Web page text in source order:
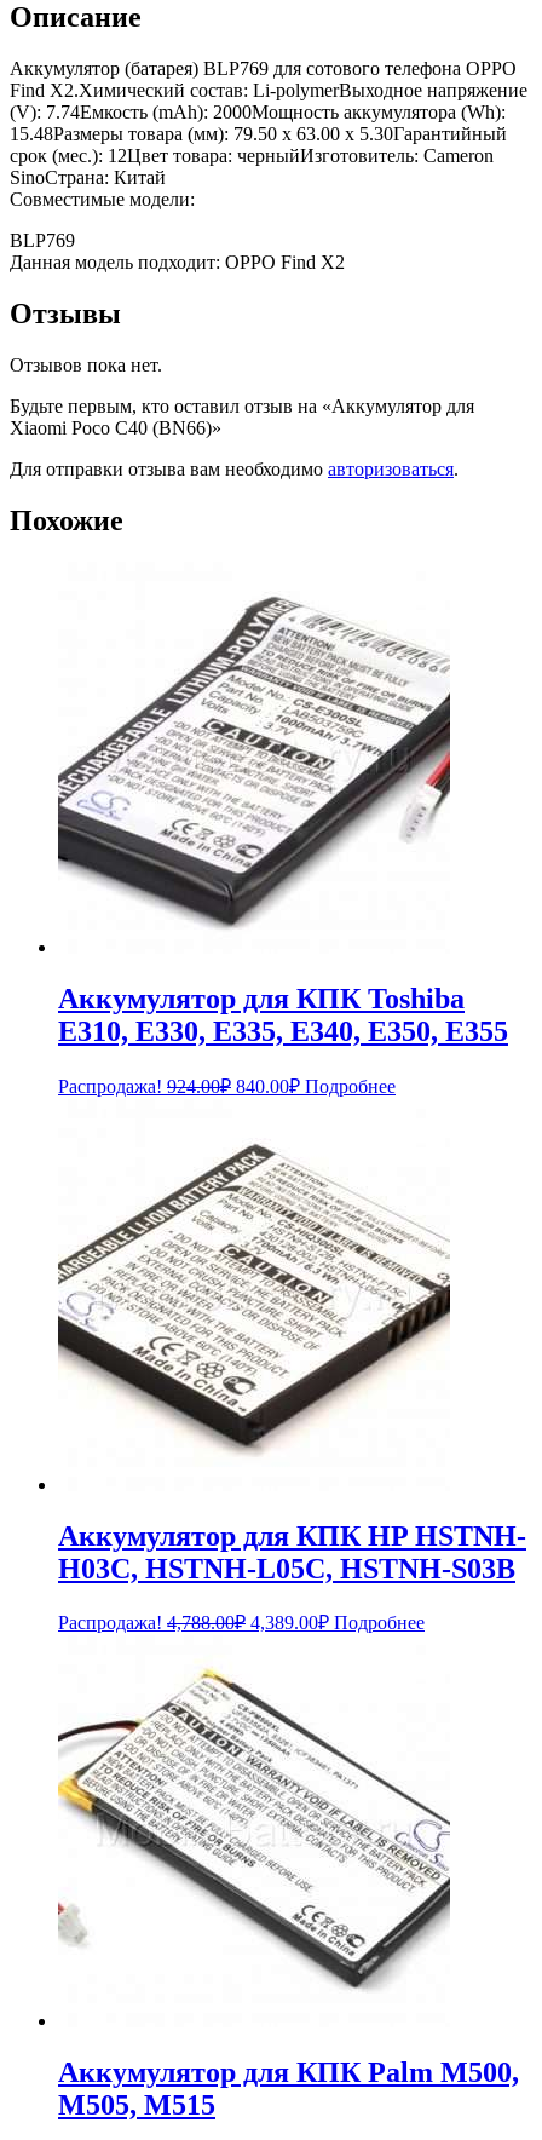
Описание
Аккумулятор (батарея) BLP769 для сотового телефона OPPO
Find X2.Химический состав: Li-polymerВыходное напряжение
(V): 7.74Емкость (mAh): 2000Мощность аккумулятора (Wh):
15.48Размеры товара (мм): 79.50 x 63.00 x 5.30Гарантийный
срок (мес.): 12Цвет товара: черныйИзготовитель: Cameron
SinoСтрана: Китай
Совместимые модели:
BLP769
Данная модель подходит: OPPO Find X2
Отзывы
Отзывов пока нет.
Будьте первым, кто оставил отзыв на «Аккумулятор для
Xiaomi Poco С40 (BN66)»
Для отправки отзыва вам необходимо авторизоваться.
Похожие
Аккумулятор для КПК Toshiba
E310, E330, E335, E340, E350, E355
Распродажа! 924.00₽ Первоначальная
924.00₽.
840.00₽Текущая
цена:
Подробнее
Аккумулятор для КПК HP HSTNH-
H03C, HSTNH-L05C, HSTNH-S03B
Распродажа! 4,788.00₽ Первоначальная
4,788.00₽.
4,389.00₽Текущая
Подробнее
Аккумулятор для КПК Palm M500,
M505, M515